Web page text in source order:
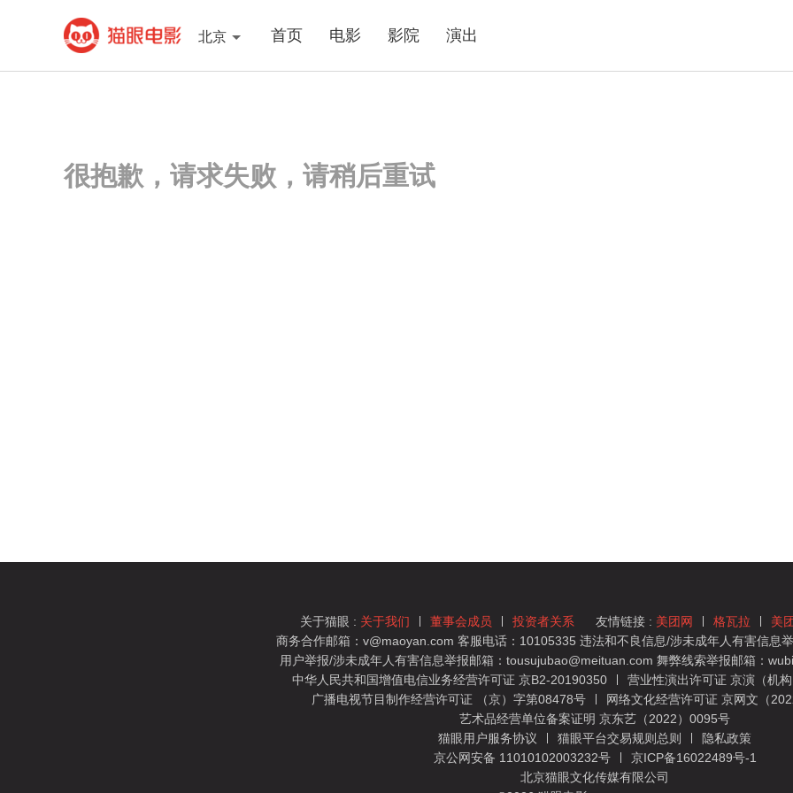
北京 首页 电影 影院 演出
很抱歉，请求失败，请稍后重试
关于猫眼 : 关于我们 董事会成员 投资者关系 友情链接 : 美团网 格瓦拉 美
商务合作邮箱：v@maoyan.com 客服电话：10105335 违法和不良信息/涉未成年人有害信息
用户举报/涉未成年人有害信息举报邮箱：tousujubao@meituan.com 舞弊线索举报邮箱：
中华人民共和国增值电信业务经营许可证 京B2-20190350
营业性演出许可证 京演（机
广播电视节目制作经营许可证 （京）字第08478号
网络文化经营许可证 京网文（
艺术品经营单位备案证明 京东艺（2022）0095号
猫眼用户服务协议
猫眼平台交易规则总则
隐私政策
京公网安备 11010102003232号
京ICP备16022489号-1
北京猫眼文化传媒有限公司